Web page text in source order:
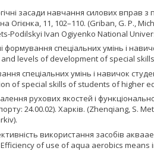
засади навчання силових вправ
Огієнка, 11, 102–110. (Griban, G.
Podilskyi Ivan Ogiyenko National
формування спеціальних умінь і
and levels of development of special
спеціальних умінь і навичок
of special skills of students of higher
рухових якостей і
24.00.02). Харків. (Zhenqiang,
використання засобів
Efficiency of use of aqua aerobics